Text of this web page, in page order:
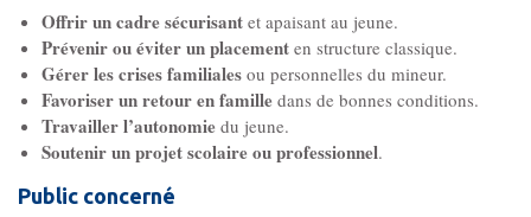
Son équipe
Ses locaux
Son histoire
Offrir un cadre sécurisant et apaisant au jeune.
Prévenir ou éviter un placement en structure classique.
Gérer les crises familiales ou personnelles du mineur.
Favoriser un retour en famille dans de bonnes conditions.
Travailler l’autonomie du jeune.
Soutenir un projet scolaire ou professionnel.
Public concerné